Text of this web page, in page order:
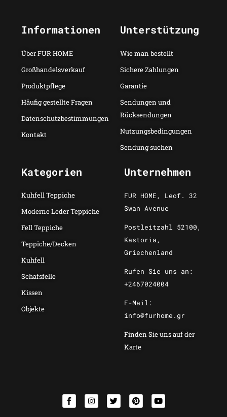
Informationen
Über FUR HOME
Großhandelsverkauf
Produktpflege
Häufig gestellte Fragen
Datenschutzbestimmungen
Kontakt
Unterstützung
Wie man bestellt
Sichere Zahlungen
Garantie
Sendungen und
Rücksendungen
Nutzungsbedingungen
Sendung suchen
Kategorien
Kuhfell Teppiche
Moderne Leder Teppiche
Fell Teppiche
Teppiche/Decken
Kuhfell
Schafsfelle
Kissen
Objekte
Unternehmen
FUR HOME, Leof. 32
Swan Avenue
Postleitzahl 52100,
Kastoria,
Griechenland
Rufen Sie uns an:
+2467024004
E-Mail:
info@furhome.gr
Finden Sie uns auf der
Karte